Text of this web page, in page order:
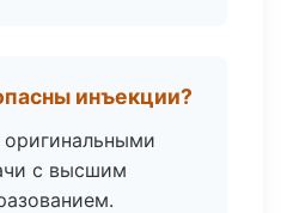
инъекции?
с высшим